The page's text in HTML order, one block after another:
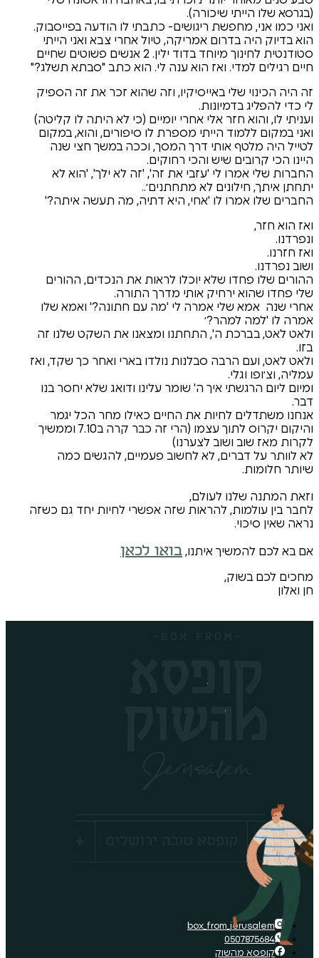
ריגושים- כתבתי לו הודעה בפייסבוק.
אמריקה, טיול אחרי צבא ואני הייתי
סטודנטית לחינוך מיוחד בדוד ילין. 2 אנשים פשוטים שחיים
הוא ענה לי.הוא כתב "סבתא תשלג?"
באייסיקיו, וזה שהוא זכר את זה הספיק
אלי אחרי יומיים (כי לא היתה לו קליטה)
מספרת לו סיפורים, והוא, במקום
דרך המסך, וככה במשך חצי שנה
והכי רחוקים.
'עזבי את זה', 'זה לא ילך', 'הוא לא
לא מתחתנים׳..
'אחי, היא דתיה, מה תעשה איתה?'
יוכלו לראות את הנכדים, ההורים
אותי מדרך התורה.
אמרה לי 'מה עם חתונה?' ואמא שלו
התחתנו ומצאנו את השקט שלנו זה
סבלנות נולדו בארי ואחר כך שקד, ואז
ה' שומר עלינו ודואג שלא יחסר בנו
את החיים כאילו מחר הכל יגמר
והיקום יקרוס לתוך עצמו (הרי זה כבר קרה ב7.10 וממשיך
לצערנו)
לא לחשוב פעמיים, להגשים כמה
להראות שזה אפשרי לחיות יחד גם כשזה
איתנו,בואו לכאן